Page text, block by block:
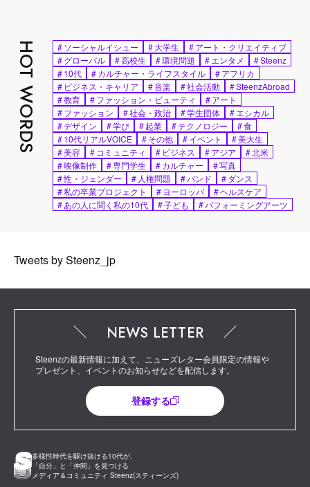
HOT WORDS #ソーシャルイシュー #大学生 #アート・クリエイティブ
#グローバル #高校生 #環境問題 #エンタメ #Steenz
#10代 #カルチャー・ライフスタイル #アフリカ
# ビジネス・キャリア #音楽 #社会活動 #SteenzAbroad
#教育 #ファッション・ビューティ #アート
#ファッション #社会・政治 #学生団体 #エシカル
#デザイン #学び #起業 #テクノロジー #食
#10代リアルVOICE #その他 #イベント #美大生
#美容 # コミュニティ # ビジネス #アジア #北米
#映像制作 #専門学生 #カルチャー #写真
#性・ジェンダー # 人権問題 #バンド #ダンス
#私の卒業プロジェクト #ヨーロッパ #ヘルスケア
#あの人に聞く私の10代 #子ども #パフォーミングアーツ
Tweets by Steenz_jp
多様性時代を駆け抜ける10代が、
「自分」と「仲間」を見つける
メディア＆コミュニティ Steenz(スティーンズ)
NEWS LETTER
Steenzの最新情報に加えて、ニューズレター会員限定の情報や
プレゼント、イベントのお知らせなどを配信します。
登録する